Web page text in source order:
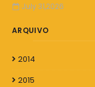
July 31,2026
ARQUIVO
2014
2015